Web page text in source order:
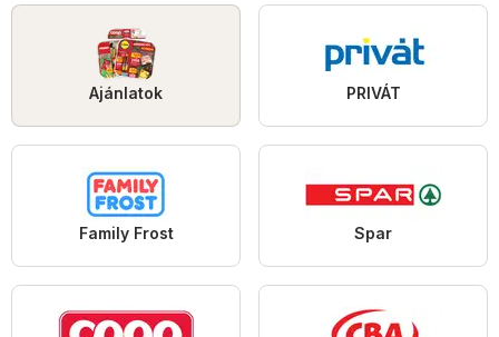
Ajánlatok PRIVÁT
Family Frost Spar